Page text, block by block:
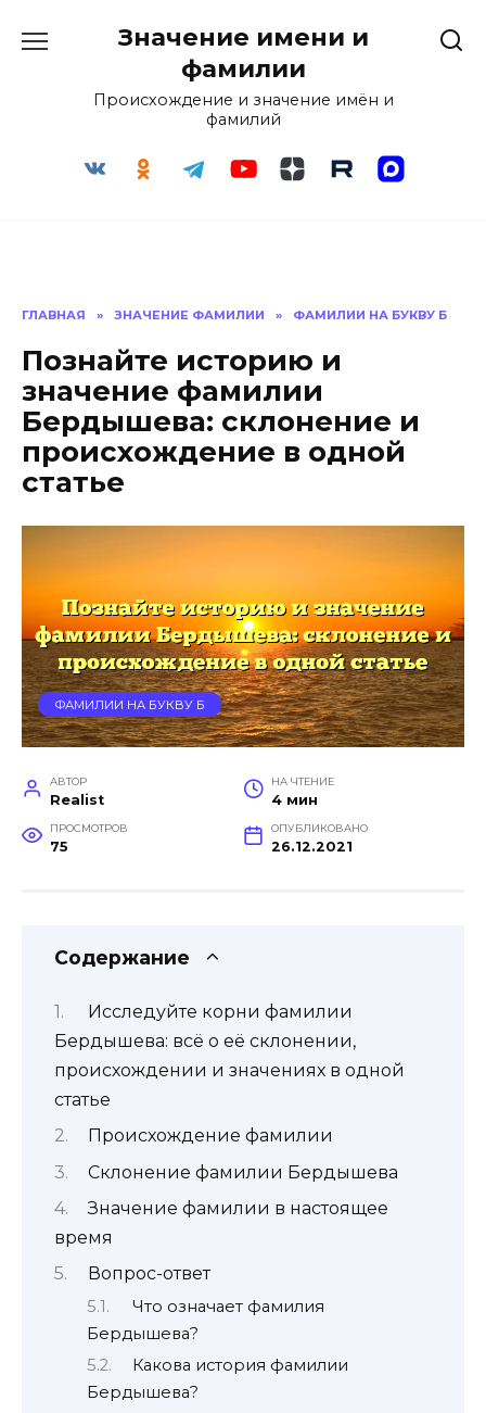
Значение имени и
фамилии
Происхождение и значение имён и
фамилий
ГЛАВНАЯ » ЗНАЧЕНИЕ ФАМИЛИИ » ФАМИЛИИ НА БУКВУ Б
Познайте историю и
значение фамилии
Бердышева: склонение и
происхождение в одной
статье
ФАМИЛИИ НА БУКВУ Б
АВТОР
Realist
НА ЧТЕНИЕ
4 мин
ПРОСМОТРОВ
75
ОПУБЛИКОВАНО
26.12.2021
Содержание
Исследуйте корни фамилии
Бердышева: всё о её склонении,
происхождении и значениях в одной
статье
Происхождение фамилии
Склонение фамилии Бердышева
Значение фамилии в настоящее
время
Вопрос-ответ
Что означает фамилия
Бердышева?
Какова история фамилии
Бердышева?